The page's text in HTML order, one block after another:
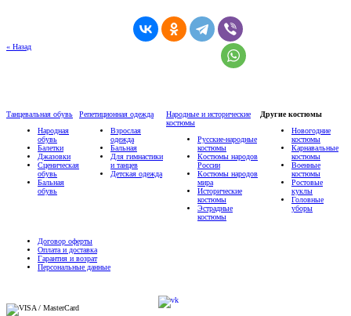
« Назад
Танцевальная обувь
Народная
обувь
Балетки
Джазовки
Сценическая
обувь
Бальная
обувь
Репетиционная одежда
Взрослая
одежда
Бальная
Для гимнастики
и танцев
Детская одежда
Народные и исторические
костюмы
Русские-народные
костюмы
Костюмы народов
России
Костюмы народов
мира
Исторические
костюмы
Эстрадные
костюмы
Другие костюмы
Новогодние
костюмы
Карнавальные
костюмы
Военные
костюмы
Ростовые
куклы
Головные
уборы
Договор оферты
Оплата и доставка
Гарантия и возрат
Персональные данные